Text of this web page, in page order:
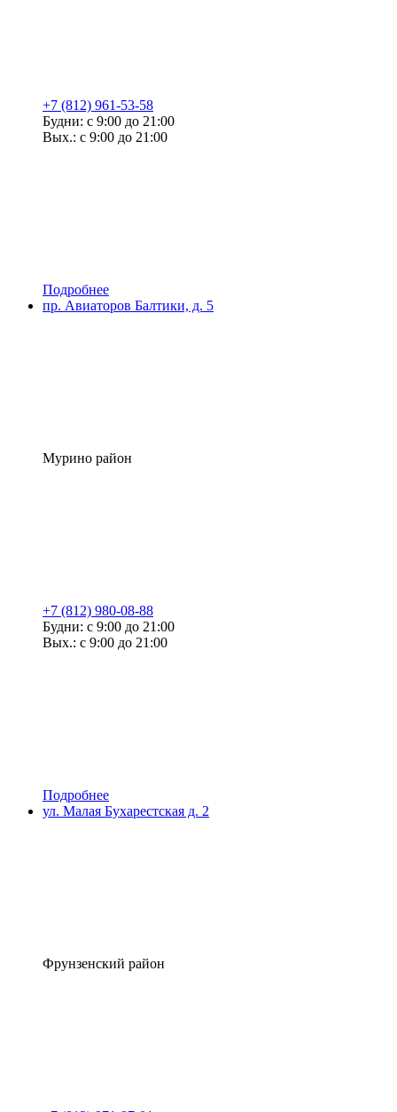
+7 (812) 961-53-58
Будни: с 9:00 до 21:00
Вых.: с 9:00 до 21:00
Подробнее
пр. Авиаторов Балтики, д. 5
Мурино район
+7 (812) 980-08-88
Будни: с 9:00 до 21:00
Вых.: с 9:00 до 21:00
Подробнее
ул. Малая Бухарестская д. 2
Фрунзенский район